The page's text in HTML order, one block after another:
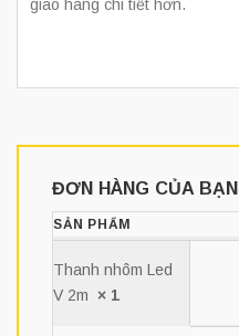
ĐƠN HÀNG CỦA BẠN
SẢN PHẨM
Thanh nhôm Led
V 2m × 1